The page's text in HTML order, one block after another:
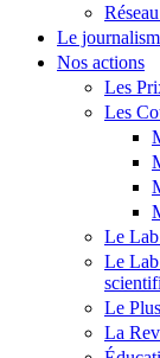
Le
Nos actions
Les
Les
Le
Le
Le
La